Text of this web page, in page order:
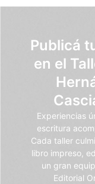
Publicá
en el
Experiencias
escritura
Cada taller
libro impreso,
un gran
Editorial